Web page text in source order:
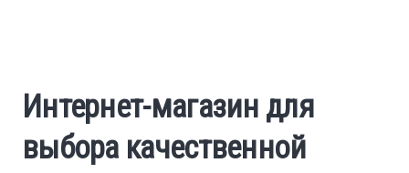
Finance
Интернет-магазин для
выбора качественной